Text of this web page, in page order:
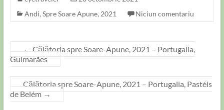
Andi, Spre Soare Apune, 2021 Niciun comentariu
← Călătoria spre Soare-Apune, 2021 – Portugalia,
Guimarães
Călătoria spre Soare-Apune, 2021 – Portugalia, Pastéis
de Belém →